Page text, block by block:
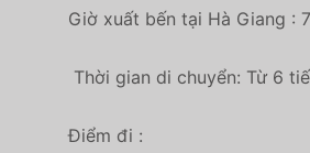
Giờ xuất bến tại Hà Giang :
Thời gian di chuyển: Từ 6
Điểm đi :